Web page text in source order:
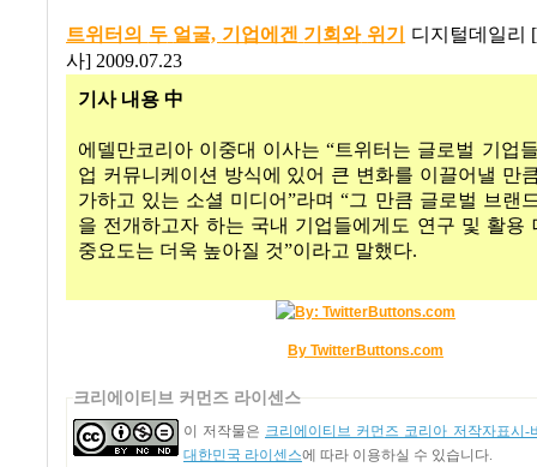
트위터의 두 얼굴, 기업에겐 기회와 위기 디지털데일리
사] 2009.07.23
기사 내용 中
에델만코리아 이중대 이사는 “트위터는 글로벌 기업
업 커뮤니케이션 방식에 있어 큰 변화를 이끌어낼 만
가하고 있는 소셜 미디어”라며 “그 만큼 글로벌 브랜
을 전개하고자 하는 국내 기업들에게도 연구 및 활용
중요도는 더욱 높아질 것”이라고 말했다.
By TwitterButtons.com
크리에이티브 커먼즈 라이센스
이 저작물은 크리에이티브 커먼즈 코리아 저작자표시-
대한민국 라이센스에 따라 이용하실 수 있습니다.